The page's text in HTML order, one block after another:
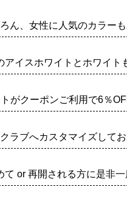
ん、女性に人気のカラー
イスホワイトとホワイト
がクーポンご利用で6％
ラブへカスタマイズして
or 再開される方に是非